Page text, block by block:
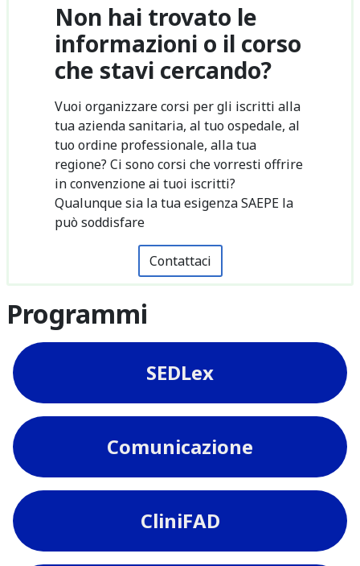
Non hai trovato le
informazioni o il corso
che stavi cercando?
Vuoi organizzare corsi per gli iscritti alla
tua azienda sanitaria, al tuo ospedale, al
tuo ordine professionale, alla tua
regione? Ci sono corsi che vorresti offrire
in convenzione ai tuoi iscritti?
Qualunque sia la tua esigenza SAEPE la
può soddisfare
Contattaci
Programmi
SEDLex
Comunicazione
CliniFAD